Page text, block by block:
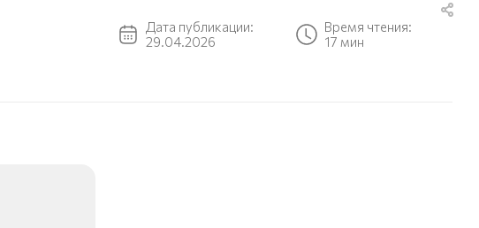
Дата публикации:
29.04.2026
Время чтения:
17 мин